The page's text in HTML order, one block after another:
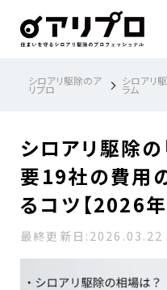
シロアリ駆除のア
リプロ
シロアリ
ラム
シロアリ駆除の
要19社の費用
るコツ【2026年
最終更新日:2026.03.22